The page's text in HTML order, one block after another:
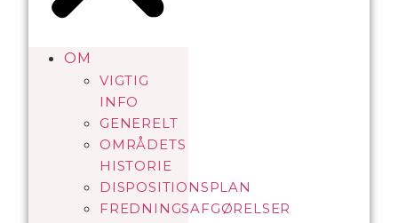
OM
VIGTIG
INFO
GENERELT
OMRÅDETS
HISTORIE
DISPOSITIONSPLAN
FREDNINGSAFGØRELSER